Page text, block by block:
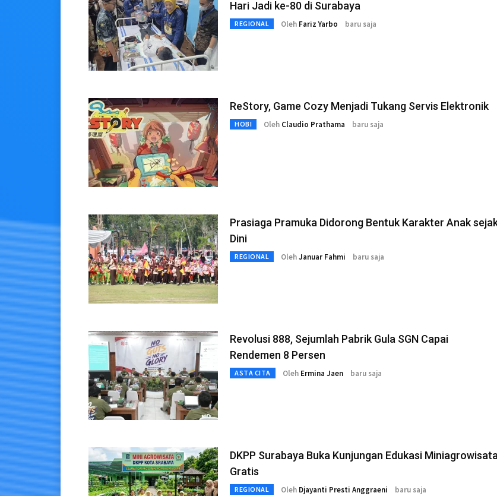
Hari Jadi ke-80 di Surabaya
REGIONAL Oleh Fariz Yarbo baru saja
ReStory, Game Cozy Menjadi Tukang Servis Elektronik
HOBI Oleh Claudio Prathama baru saja
Prasiaga Pramuka Didorong Bentuk Karakter Anak
Dini
REGIONAL OlehJanuar Fahmi baru saja
Revolusi 888, Sejumlah Pabrik Gula SGN Capai
Rendemen 8 Persen
ASTA CITA Oleh Ermina Jaen baru saja
DKPP Surabaya Buka Kunjungan Edukasi
Gratis
REGIONAL Oleh Djayanti Presti Anggraeni baru saja